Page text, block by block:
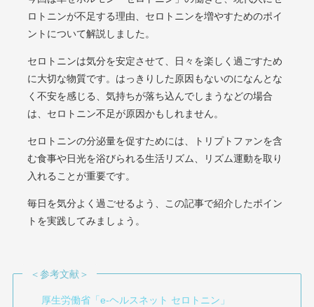
ロトニンが不足する理由、セロトニンを増やすためのポイ
ントについて解説しました。
セロトニンは気分を安定させて、日々を楽しく過ごすため
に大切な物質です。はっきりした原因もないのになんとな
く不安を感じる、気持ちが落ち込んでしまうなどの場合
は、セロトニン不足が原因かもしれません。
セロトニンの分泌量を促すためには、トリプトファンを含
む食事や日光を浴びられる生活リズム、リズム運動を取り
入れることが重要です。
毎日を気分よく過ごせるよう、この記事で紹介したポイン
トを実践してみましょう。
＜参考文献＞
厚生労働省「e-ヘルスネット セロトニン」